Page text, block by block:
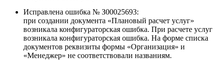
Исправлена ошибка № З00025693:
при создании документа «Плановый расчет услуг»
возникала конфигураторская ошибка. При расчете услуг
возникала конфигураторская ошибка. На форме списка
документов реквизиты формы «Организация» и
«Менеджер» не соответствовали названиям.